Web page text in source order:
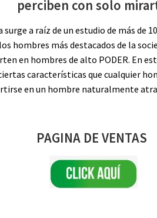
perciben con solo
a raíz de un estudio de más de
hombres más destacados de la
en hombres de alto PODER. En
características que cualquier
en un hombre naturalmente
PAGINA DE VENTAS